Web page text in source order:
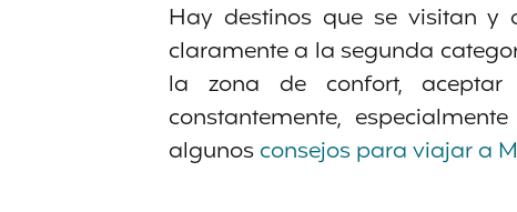
Hay destinos que se visitan y
claramente a la segunda
la zona de confort, aceptar
constantemente,
algunosconsejos para viajar a